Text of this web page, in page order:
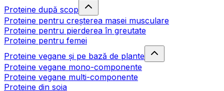
Proteine după scop
Proteine pentru creșterea masei musculare
Proteine pentru pierderea în greutate
Proteine pentru femei
Proteine vegane și pe bază de plante
Proteine vegane mono-componente
Proteine vegane multi-componente
Proteine din soia